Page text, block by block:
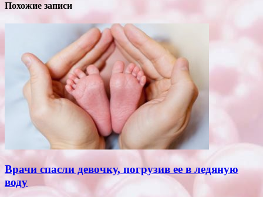
Похожие записи
Врачи спасли девочку, погрузив ее в ледяную
воду